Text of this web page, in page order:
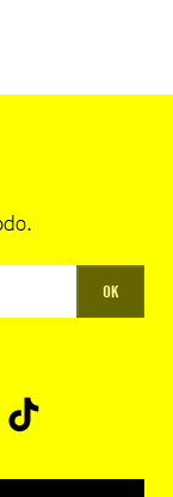
OK